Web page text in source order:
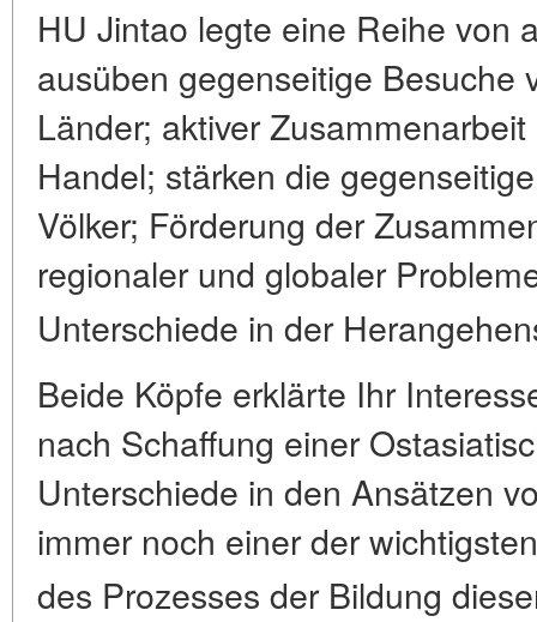
HU Jintao legte eine Reihe von
ausüben gegenseitige Besuche
Länder; aktiver
Handel; stärken die
Völker; Förderung der
regionaler und globaler
Unterschiede in der
Beide Köpfe erklärte Ihr
nach Schaffung einer
Unterschiede in den Ansätzen
immer noch einer der
des Prozesses der Bildung